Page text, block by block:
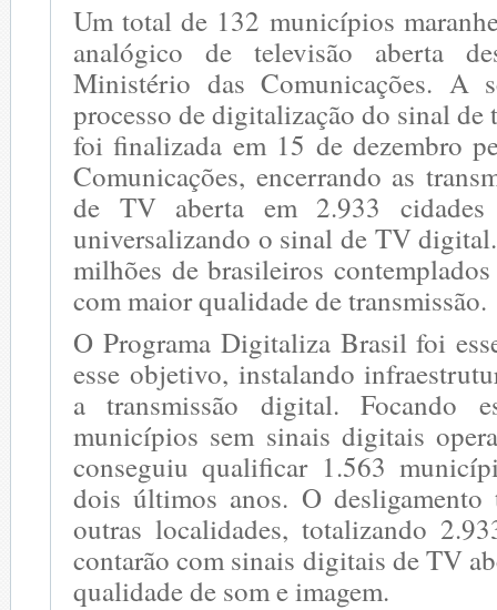
Um total de 132 municípios
analógico de televisão aberta
Ministério das Comunicações. A
processo de digitalização do sinal
foi finalizada em 15 de dezembro
Comunicações, encerrando as
de TV aberta em 2.933 cidades
universalizando o sinal de TV
milhões de brasileiros
com maior qualidade de transmissão.
O Programa Digitaliza Brasil foi
esse objetivo, instalando
a transmissão digital. Focando
municípios sem sinais digitais
conseguiu qualificar 1.563
dois últimos anos. O desligamento
outras localidades, totalizando
contarão com sinais digitais de TV
qualidade de som e imagem.